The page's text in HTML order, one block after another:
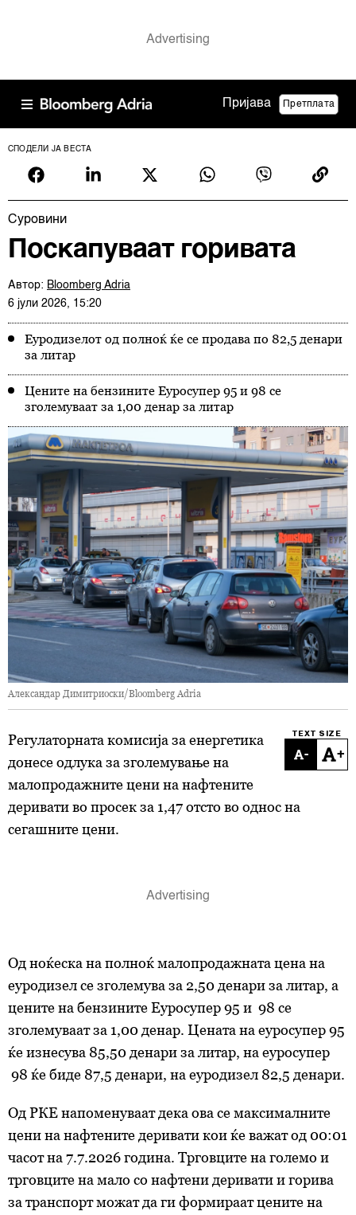
Пријава Претплата
СПОДЕЛИ ЈА ВЕСТА
Суровини
Поскапуваат горивата
Автор: Bloomberg Adria
6 јули 2026, 15:20
Еуродизелот од полноќ ќе се продава по 82,5 денари
за литар
Цените на бензините Еуросупер 95 и 98 се
зголемуваат за 1,00 денар за литар
Александар Димитриоски/Bloomberg Adria
TEXT SIZE
- +
Регулаторната комисија за енергетика
донесе oдлука зa зголемување на
малопродажните цени на нафтените
деривати во просек за 1,47 отсто во однос на
сегашните цени.
Од ноќеска на полноќ малопродажната цена на
еуродизел се зголемува за 2,50 денари за литар, а
цените на бензините Еуросупер 95 и 98 се
зголемуваат за 1,00 денар. Цената на еуросупер 95
ќе изнесува 85,50 денари за литар, на еуросупер
98 ќе биде 87,5 денари, на еуродизел 82,5 денари.
Од РКЕ напоменуваат дека ова се максималните
цени на нафтените деривати кои ќе важат од 00:01
часот на 7.7.2026 година. Трговците на големо и
трговците на мало со нафтени деривати и горива
за транспорт можат да ги формираат цените на